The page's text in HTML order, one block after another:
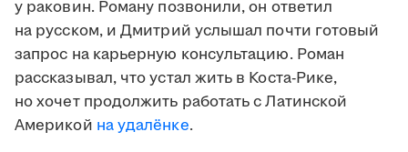
у раковин. Роману позвонили, он ответил
на русском, и Дмитрий услышал почти готовый
запрос на карьерную консультацию. Роман
рассказывал, что устал жить в Коста-Рике,
но хочет продолжить работать с Латинской
Америкой на удалёнке.